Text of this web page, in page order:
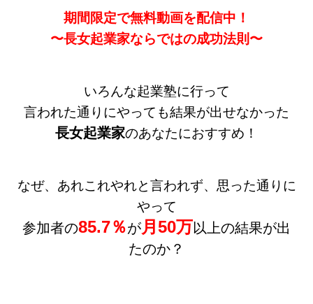
期間限定で無料動画を配信中！
〜長女起業家ならではの成功法則〜
いろんな起業塾に行って
言われた通りにやっても結果が出せなかった
長女起業家のあなたにおすすめ！
なぜ、あれこれやれと言われず、思った通りに
やって
参加者の85.7％が月50万以上の結果が出
たのか？